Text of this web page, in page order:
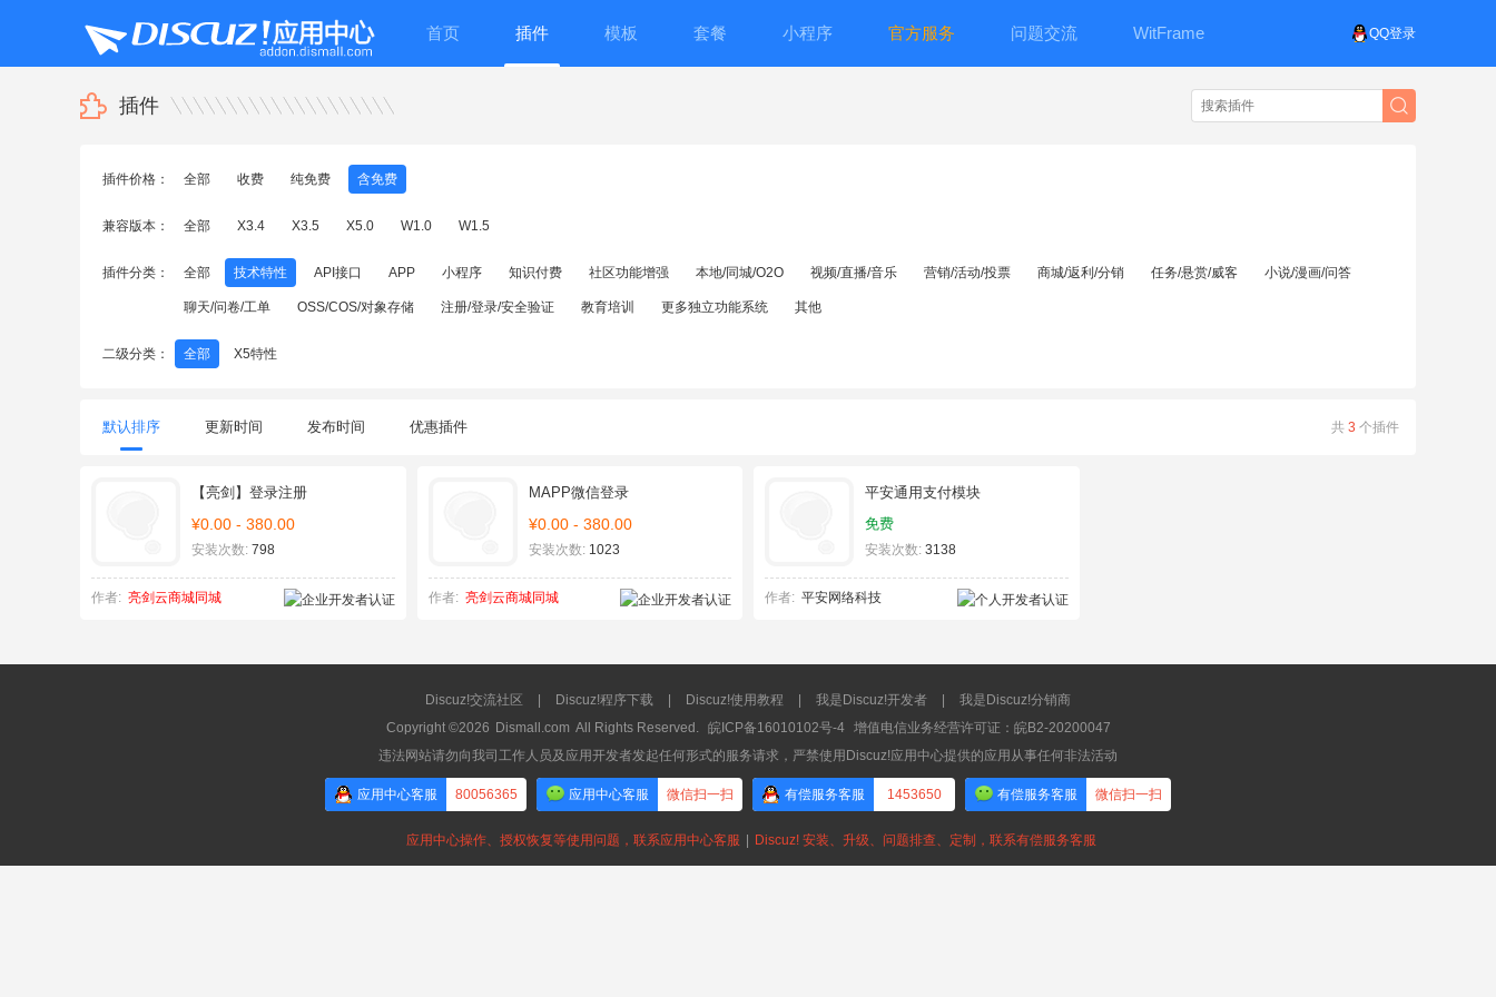
QQ登录
首页 插件 模板 套餐 小程序 官方服务 问题交流 WitFrame
插件
插件价格： 全部 收费 纯免费 含免费
兼容版本： 全部 X3.4 X3.5 X5.0 W1.0 W1.5
插件分类： 全部 技术特性 API接口 APP 小程序 知识付费 社区功能增强 本地/同城/O2O 视频/直播/音乐 营销/活动/投票 商城/返利/分销 任务/悬赏/威客 小说/漫画/问答
聊天/问卷/工单 OSS/COS/对象存储 注册/登录/安全验证 教育培训 更多独立功能系统 其他
二级分类： 全部 X5特性
共 3 个插件
默认排序 更新时间 发布时间 优惠插件
【亮剑】登录注册
¥0.00 - 380.00
安装次数: 798
作者: 亮剑云商城同城
MAPP微信登录
¥0.00 - 380.00
安装次数:1023
作者: 亮剑云商城同城
平安通用支付模块
免费
安装次数: 3138
作者: 平安网络科技
Discuz!交流社区 Discuz!程序下载 Discuz!使用教程 我是Discuz!开发者
我是Discuz!分销商
Copyright ©2026 Dismall.com All Rights Reserved. 皖ICP备16010102号-4
增值电信业务经营许可证：皖B2-20200047
违法网站请勿向我司工作人员及应用开发者发起任何形式的服务请求，严禁使用Discuz!应用中心提供的应用从事任何非法活动
应用中心客服 80056365 应用中心客服 微信扫一扫 有偿服务客服 1453650 有偿服务客服 微信扫一扫
应用中心操作、授权恢复等使用问题，联系应用中心客服 Discuz! 安装、升级、问题排查、定制，联系有偿服务客服